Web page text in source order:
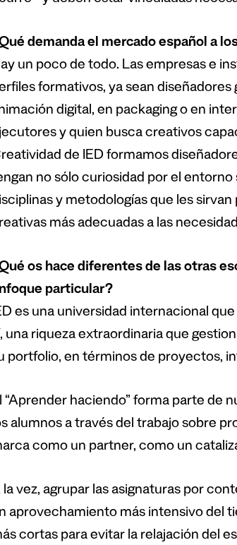
demanda el mercado español a
un poco de todo. Las empresas e
formativos, ya sean
digital, en packaging o en
y quien busca creativos
de IED formamos
no sólo curiosidad por el
y metodologías que les
más adecuadas a las
os hace diferentes de las otras
particular?
es una universidad internacional
una riqueza extraordinaria que
portfolio, en términos de proyectos,
“Aprender haciendo” forma parte de
alumnos a través del trabajo sobre
como un partner, como un
la vez, agrupar las asignaturas por
aprovechamiento más intensivo del
cortas para evitar la relajación del